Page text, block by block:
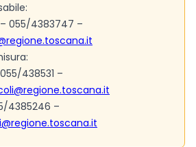
055/4383747 –
438531 –
4385246 –